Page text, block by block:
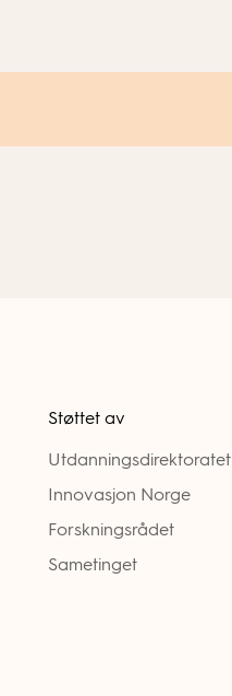
Støttet av
Utdanningsdirektoratet
Innovasjon Norge
Forskningsrådet
Sametinget